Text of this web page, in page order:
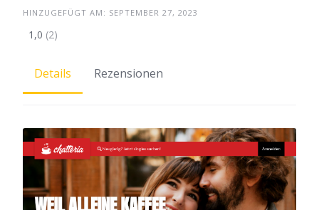
HINZUGEFÜGT AM: SEPTEMBER 27, 2023
1,0 (2)
Details Rezensionen